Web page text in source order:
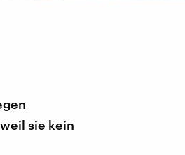
sie kein